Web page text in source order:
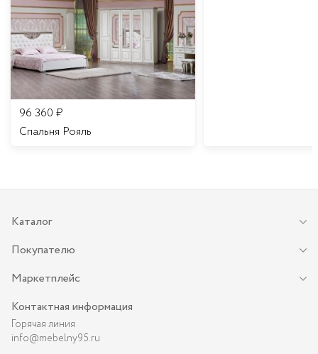
96 360 ₽
Спальня Рояль
Каталог
Покупателю
Маркетплейс
Контактная информация
Горячая линия
info@mebelny95.ru